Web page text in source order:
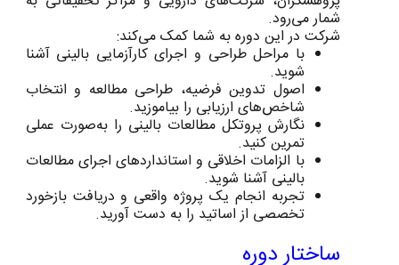
شمار می‌رود.
شرکت در این دوره به شما کمک می‌کند:
با مراحل طراحی و اجرای کارآزمایی بالینی آشنا
شوید.
اصول تدوین فرضیه، طراحی مطالعه و انتخاب
شاخص‌های ارزیابی را بیاموزید.
نگارش پروتکل مطالعات بالینی را به‌صورت عملی
تمرین کنید.
با الزامات اخلاقی و استانداردهای اجرای مطالعات
بالینی آشنا شوید.
تجربه انجام یک پروژه واقعی و دریافت بازخورد
تخصصی از اساتید را به دست آورید.
ساختار دوره